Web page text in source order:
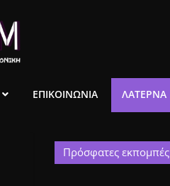
ΕΠΙΚΟΙΝΩΝΙΑ ΛΑΤΈΡΝΑ
Πρόσφατες εκπομπές